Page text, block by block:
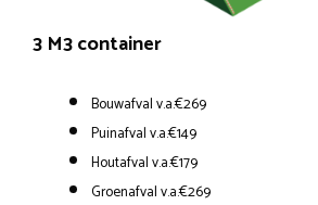
3 M3 container
Bouwafval v.a.€269
Puinafval v.a.€149
Houtafval v.a.€179
Groenafval v.a.€269